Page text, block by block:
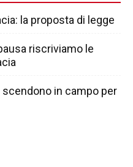
la proposta di legge
riscriviamo le
in campo per